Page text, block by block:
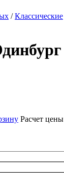
/Классические
Расчет цены